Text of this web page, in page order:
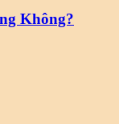
Không?